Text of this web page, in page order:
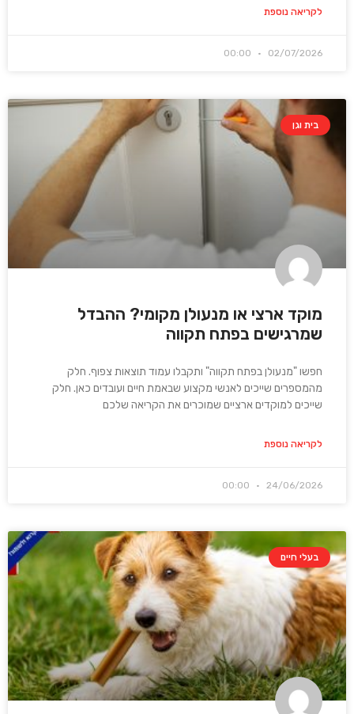
לקריאה נוספת
02/07/2026
בית וגן
מוקד ארצי או מנעולן מקומי? ההבדל
שמרגישים בפתח תקווה
חפשו "מנעולן בפתח תקווה" ותקבלו עמוד תוצאות צפוף. חלק
מהמספרים שייכים לאנשי מקצוע שבאמת חיים ועובדים כאן. חלק
שייכים למוקדים ארציים שמוכרים את הקריאה שלכם
לקריאה נוספת
24/06/2026
בעלי חיים